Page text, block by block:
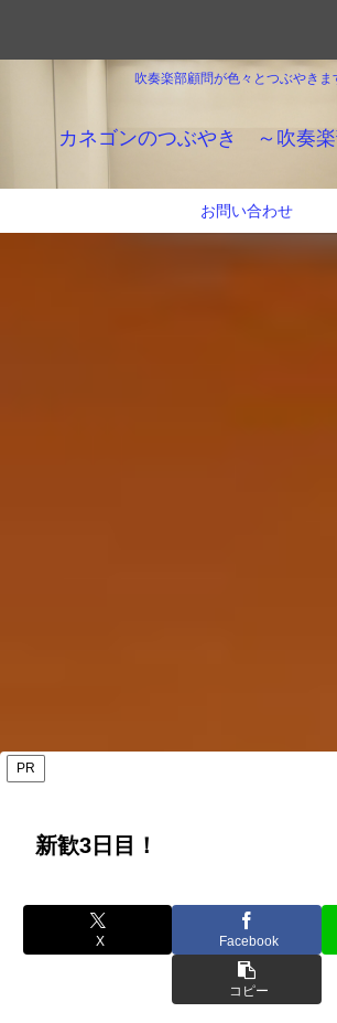
吹奏楽部顧問が色々とつぶやきま
カネゴンのつぶやき ～吹奏楽
お問い合わせ
PR
新歓3日目！
X Facebook
コピー